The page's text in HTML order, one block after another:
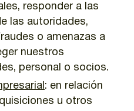
responder a las
las autoridades,
o amenazas a
nuestros
personal o socios.
: en relación
u otros